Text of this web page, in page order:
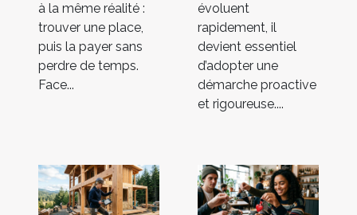
à la même réalité :
trouver une place,
puis la payer sans
perdre de temps.
Face...
évoluent
rapidement, il
devient essentiel
d’adopter une
démarche proactive
et rigoureuse....